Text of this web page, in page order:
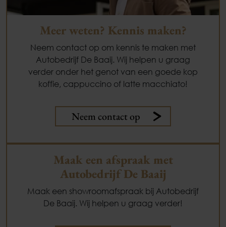
Meer weten? Kennis maken?
Neem contact op om kennis te maken met
Autobedrijf De Baaij. Wij helpen u graag
verder onder het genot van een goede kop
koffie, cappuccino of latte macchiato!
Neem contact op
Maak een afspraak met
Autobedrijf De Baaij
Maak een showroomafspraak bij Autobedrijf
De Baaij. Wij helpen u graag verder!